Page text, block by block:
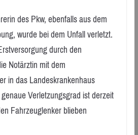
des Pkw, ebenfalls aus dem
wurde bei dem Unfall verletzt.
durch den
Notärztin mit dem
in das Landeskrankenhaus
Verletzungsgrad ist derzeit
Fahrzeuglenker blieben